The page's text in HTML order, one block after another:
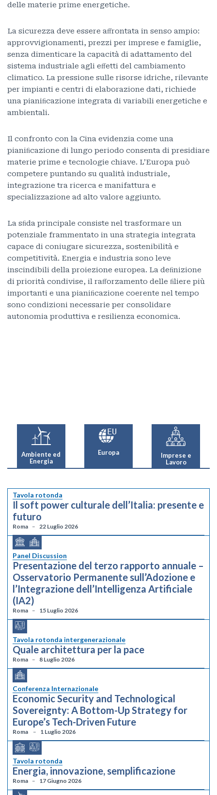
delle materie prime energetiche.
La sicurezza deve essere aﬀrontata in senso ampio:
approvvigionamenti, prezzi per imprese e famiglie,
senza dimenticare la capacità di adattamento del
sistema industriale agli eﬀetti del cambiamento
climatico. La pressione sulle risorse idriche, rilevante
per impianti e centri di elaborazione dati, richiede
una pianiﬁcazione integrata di variabili energetiche e
ambientali.
Il confronto con la Cina evidenzia come una
pianiﬁcazione di lungo periodo consenta di presidiare
materie prime e tecnologie chiave. L’Europa può
competere puntando su qualità industriale,
integrazione tra ricerca e manifattura e
specializzazione ad alto valore aggiunto.
La sﬁda principale consiste nel trasformare un
potenziale frammentato in una strategia integrata
capace di coniugare sicurezza, sostenibilità e
competitività. Energia e industria sono leve
inscindibili della proiezione europea. La deﬁnizione
di priorità condivise, il raﬀorzamento delle ﬁliere più
importanti e una pianiﬁcazione coerente nel tempo
sono condizioni necessarie per consolidare
autonomia produttiva e resilienza economica.
Ambiente ed
Energia
Europa
Imprese e
Lavoro
Tavola rotonda
Il soft power culturale dell’Italia: presente e
futuro
Roma 22 Luglio 2026
Panel Discussion
Presentazione del terzo rapporto annuale –
Osservatorio Permanente sull’Adozione e
l’Integrazione dell’Intelligenza Artificiale
(IA2)
Roma 15 Luglio 2026
Tavola rotonda intergenerazionale
Quale architettura per la pace
Roma 8 Luglio 2026
Conferenza Internazionale
Economic Security and Technological
Sovereignty: A Bottom-Up Strategy for
Europe’s Tech-Driven Future
Roma 1 Luglio 2026
Tavola rotonda
Energia, innovazione, semplificazione
Roma 17 Giugno 2026